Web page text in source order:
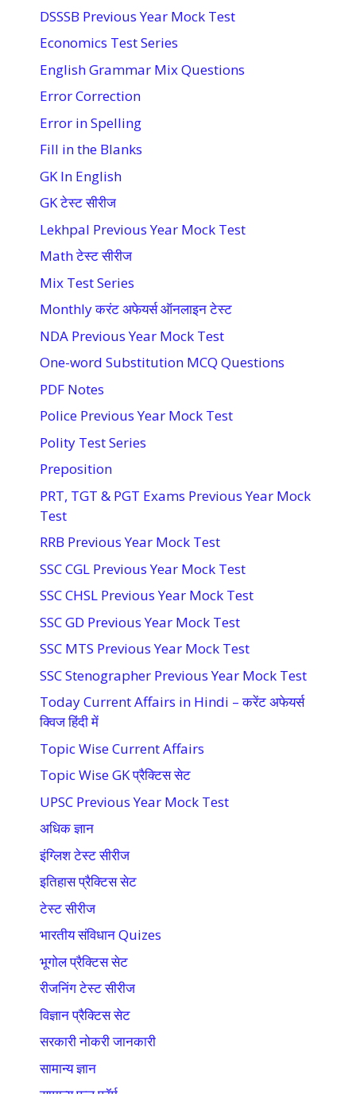
DSSSB Previous Year Mock Test
Economics Test Series
English Grammar Mix Questions
Error Correction
Error in Spelling
Fill in the Blanks
GK In English
GK टेस्ट सीरीज
Lekhpal Previous Year Mock Test
Math टेस्ट सीरीज
Mix Test Series
Monthly करंट अफेयर्स ऑनलाइन टेस्ट
NDA Previous Year Mock Test
One-word Substitution MCQ Questions
PDF Notes
Police Previous Year Mock Test
Polity Test Series
Preposition
PRT, TGT & PGT Exams Previous Year Mock
Test
RRB Previous Year Mock Test
SSC CGL Previous Year Mock Test
SSC CHSL Previous Year Mock Test
SSC GD Previous Year Mock Test
SSC MTS Previous Year Mock Test
SSC Stenographer Previous Year Mock Test
Today Current Affairs in Hindi – करेंट अफेयर्स
क्विज हिंदी में
Topic Wise Current Affairs
Topic Wise GK प्रैक्टिस सेट
UPSC Previous Year Mock Test
अधिक ज्ञान
इंग्लिश टेस्ट सीरीज
इतिहास प्रैक्टिस सेट
टेस्ट सीरीज
भारतीय संविधान Quizes
भूगोल प्रैक्टिस सेट
रीजनिंग टेस्ट सीरीज
विज्ञान प्रैक्टिस सेट
सरकारी नोकरी जानकारी
सामान्य ज्ञान